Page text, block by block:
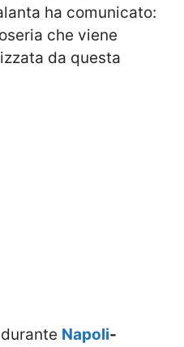
ha comunicato:
che viene
da questa
Napoli-